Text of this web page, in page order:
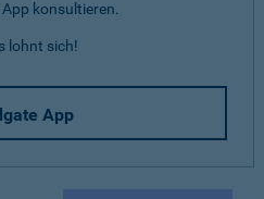
konsultieren.
lohnt sich!
App